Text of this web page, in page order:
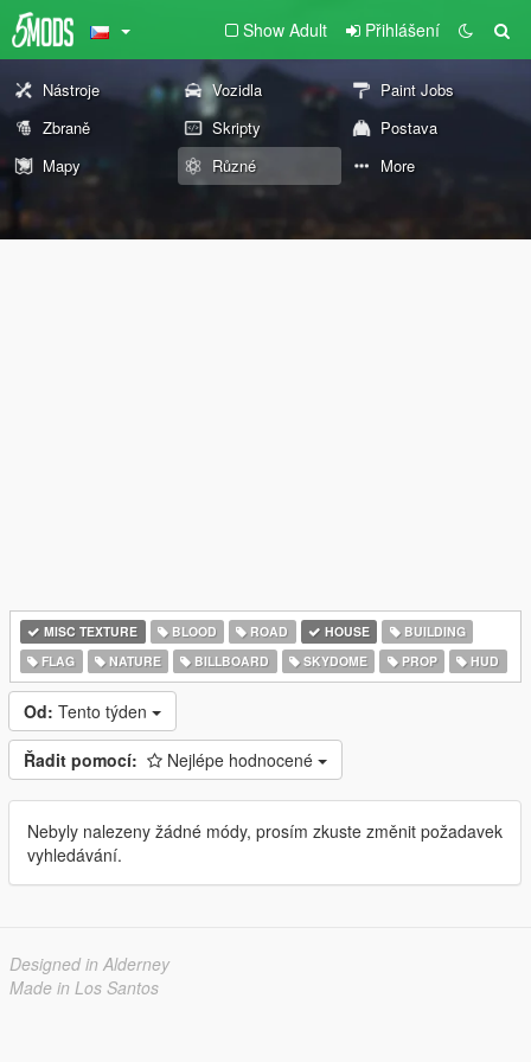
Show Adult Přihlášení
Nástroje Vozidla
Paint Jobs
Zbraně
Skripty
Postava
Mapy
Různé More
MISC TEXTURE BLOOD ROAD HOUSE
BUILDING
FLAG
NATURE BILLBOARD SKYDOME PROP HUD
Od: Tento týden
Řadit pomocí: Nejlépe hodnocené
Nebyly nalezeny žádné módy, prosím zkuste změnit požadavek
vyhledávání.
Designed in Alderney
Made in Los Santos